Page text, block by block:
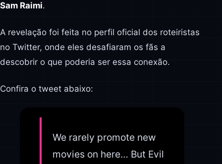
Sam Raimi.
A revelação foi feita no perfil oficial dos roteiristas
no Twitter, onde eles desafiaram os fãs a
descobrir o que poderia ser essa conexão.
Confira o tweet abaixo:
We rarely promote new
movies on here… But Evil